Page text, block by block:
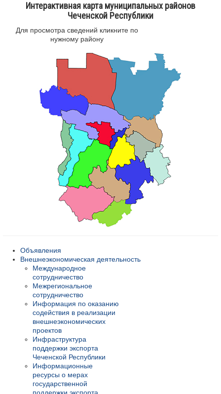
Интерактивная карта муниципальных районов
Чеченской Республики
Для просмотра сведений кликните по
нужному району
Объявления
Внешнеэкономическая деятельность
Международное
сотрудничество
Межрегиональное
сотрудничество
Информация по оказанию
содействия в реализации
внешнеэкономических
проектов
Инфраструктура
поддержки экспорта
Чеченской Республики
Информационные
ресурсы о мерах
государственной